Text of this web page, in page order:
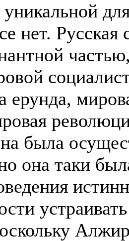
нет. Русская
ерунда,
была
она таки